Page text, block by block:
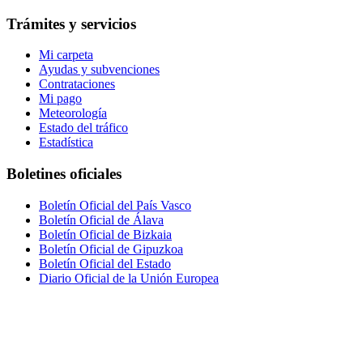
Trámites y servicios
Mi carpeta
Ayudas y subvenciones
Contrataciones
Mi pago
Meteorología
Estado del tráfico
Estadística
Boletines oficiales
Boletín Oficial del País Vasco
Boletín Oficial de Álava
Boletín Oficial de Bizkaia
Boletín Oficial de Gipuzkoa
Boletín Oficial del Estado
Diario Oficial de la Unión Europea